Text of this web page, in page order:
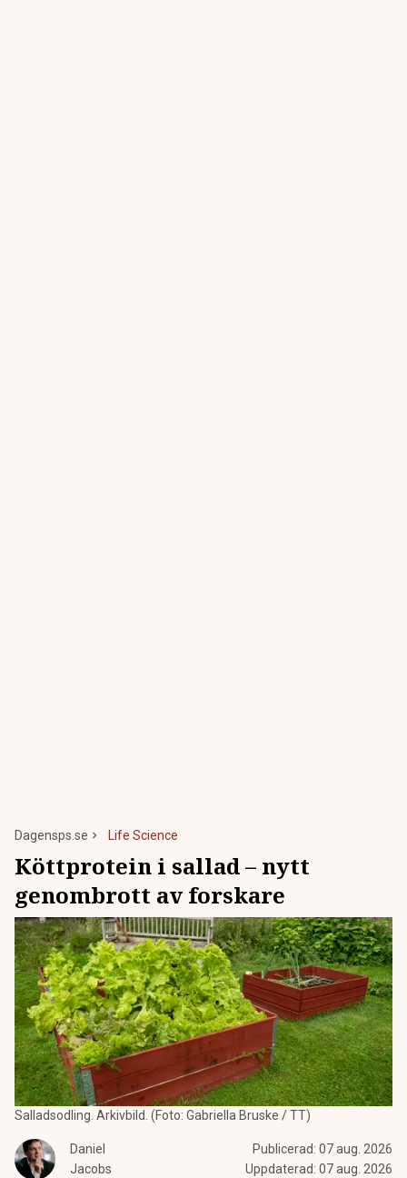
Dagensps.se Life Science
Köttprotein i sallad – nytt
genombrott av forskare
Salladsodling. Arkivbild. (Foto: Gabriella Bruske / TT)
Daniel
Jacobs
Publicerad: 07 aug. 2026
Uppdaterad: 07 aug. 2026